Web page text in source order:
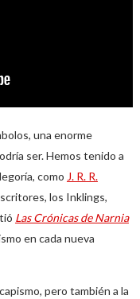
una enorme
ser. Hemos tenido a
como J. R. R.
los Inklings,
Las Crónicas de Narnia
en cada nueva
pero también a la